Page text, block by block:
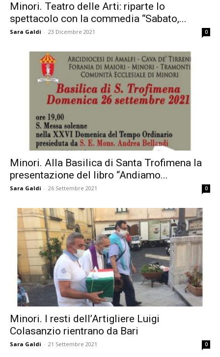
Minori. Teatro delle Arti: riparte lo
spettacolo con la commedia “Sabato,...
Sara Galdi - 23 Dicembre 2021 0
Minori. Alla Basilica di Santa Trofimena la
presentazione del libro “Andiamo...
Sara Galdi - 26 Settembre 2021 0
Minori. I resti dell’Artigliere Luigi
Colasanzio rientrano da Bari
Sara Galdi - 21 Settembre 2021 0